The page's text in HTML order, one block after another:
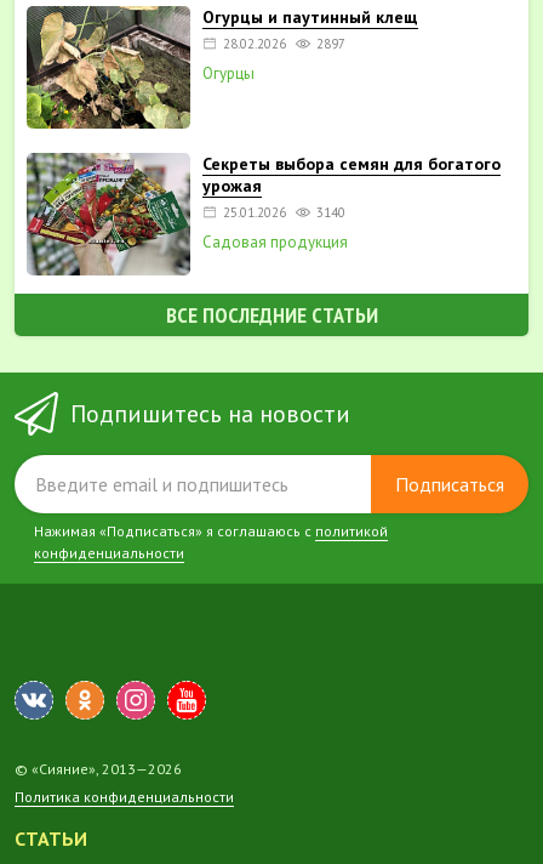
Огурцы и паутинный клещ
28.02.2026 2897
Огурцы
Секреты выбора семян для богатого
урожая
25.01.2026 3140
Садовая продукция
ВСЕ ПОСЛЕДНИЕ СТАТЬИ
Подпишитесь на новости
Подписаться
Нажимая «Подписаться» я соглашаюсь с политикой
конфиденциальности
© «Сияние», 2013—2026
Политика конфиденциальности
СТАТЬИ